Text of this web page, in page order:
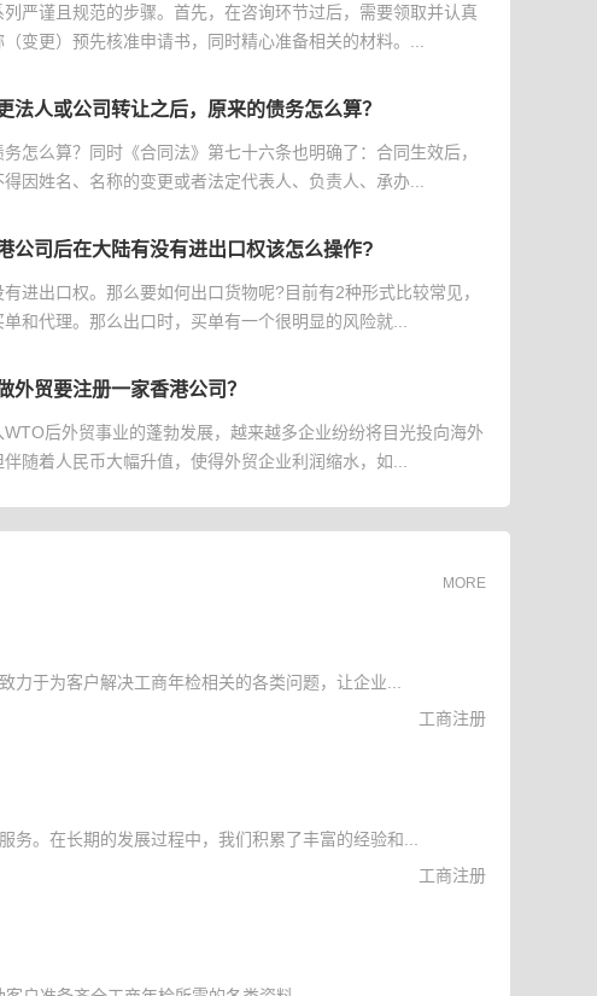
列严谨且规范的步骤。首先，在咨询环节过后，需要领取并认真
变更）预先核准申请书，同时精心准备相关的材料。...
法人或公司转让之后，原来的债务怎么算？
务怎么算？同时《合同法》第七十六条也明确了：合同生效后，
得因姓名、名称的变更或者法定代表人、负责人、承办...
公司后在大陆有没有进出口权该怎么操作?
进出口权。那么要如何出口货物呢?目前有2种形式比较常见，
和代理。那么出口时，买单有一个很明显的风险就...
外贸要注册一家香港公司？
WTO后外贸事业的蓬勃发展，越来越多企业纷纷将目光投向海外
随着人民币大幅升值，使得外贸企业利润缩水，如...
MORE
于为客户解决工商年检相关的各类问题，让企业...
工商注册
。在长期的发展过程中，我们积累了丰富的经验和...
工商注册